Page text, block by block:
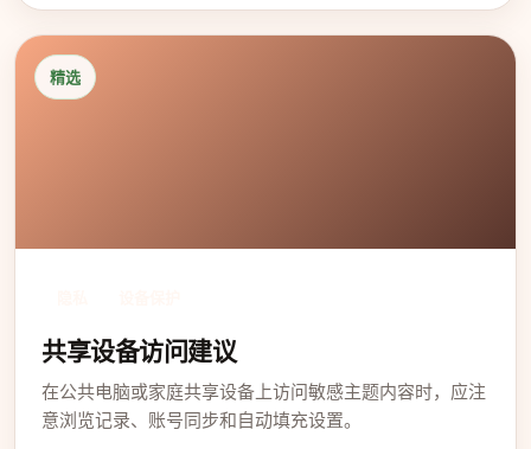
精选
共享设备访问建议
在公共电脑或家庭共享设备上访问敏感主题内容时，应注
意浏览记录、账号同步和自动填充设置。